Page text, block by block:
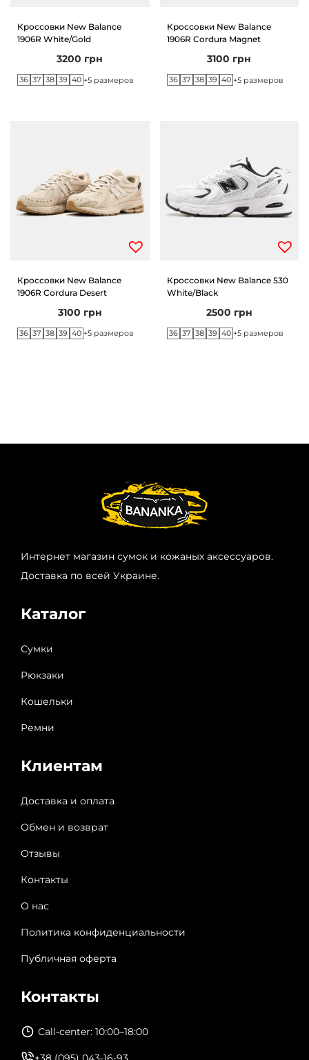
B
a
e
l
t
Кроссовки New Balance
1906R White/Gold
3200 грн
36 37 38 39 40 +5 размеров
Кроссовки New Balance
1906R Cordura Magnet
3100 грн
36 37 38 39 40 +5 размеров
Кроссовки New Balance
1906R Cordura Desert
3100 грн
36 37 38 39 40 +5 размеров
Кроссовки New Balance 530
White/Black
2500 грн
36 37 38 39 40 +5 размеров
Интернет магазин сумок и кожаных аксессуаров.
Доставка по всей Украине.
Каталог
Сумки
Рюкзаки
Кошельки
Ремни
Клиентам
Доставка и оплата
Обмен и возврат
Отзывы
Контакты
О нас
Политика конфиденциальности
Публичная оферта
Контакты
Call-center: 10:00–18:00